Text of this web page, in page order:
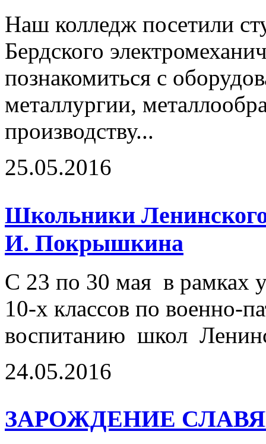
Наш колледж посетили
Бердского
познакомиться с
металлургии,
производству...
25.05.2016
Школьники
И. Покрышкина
С 23 по 30 мая в рамках
10-х классов по военно-
воспитанию школ
24.05.2016
ЗАРОЖДЕНИЕ